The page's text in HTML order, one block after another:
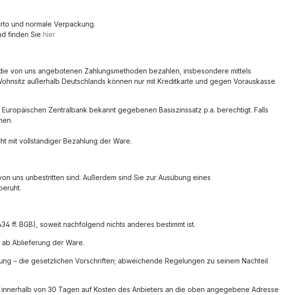
und normale Verpackung.
finden Sie hier
von uns angebotenen Zahlungsmethoden bezahlen, insbesondere mittels
außerhalb Deutschlands können nur mit Kreditkarte und gegen Vorauskasse
Zentralbank bekannt gegebenen Basiszinssatz p.a. berechtigt. Falls
mit vollständiger Bezahlung der Ware.
uns unbestritten sind. Außerdem sind Sie zur Ausübung eines
ff. BGB), soweit nachfolgend nichts anderes bestimmt ist.
Ablieferung der Ware.
– die gesetzlichen Vorschriften; abweichende Regelungen zu seinem Nachteil
von 30 Tagen auf Kosten des Anbieters an die oben angegebene Adresse